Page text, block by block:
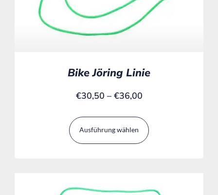
Bike Jöring Linie
€30,50 – €36,00
Ausführung wählen